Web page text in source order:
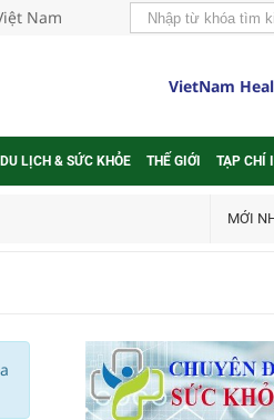
Nam
VietNam
DU LỊCH & SỨC KHỎE THẾ GIỚI TẠP CHÍ
MỚI